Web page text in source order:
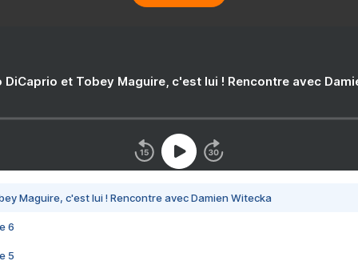
DiCaprio et Tobey Maguire, c'est lui ! Rencontre avec
Maguire, c'est lui ! Rencontre avec Damien Witecka
6
5